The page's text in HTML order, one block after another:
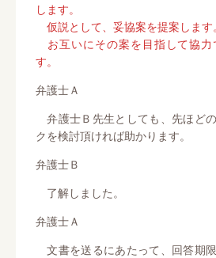
します。
仮説として、妥協案を提案します。
お互いにその案を目指して協力
す。
弁護士Ａ
弁護士Ｂ先生としても、先ほど
クを検討頂ければ助かります。
弁護士Ｂ
了解しました。
弁護士Ａ
文書を送るにあたって、回答期